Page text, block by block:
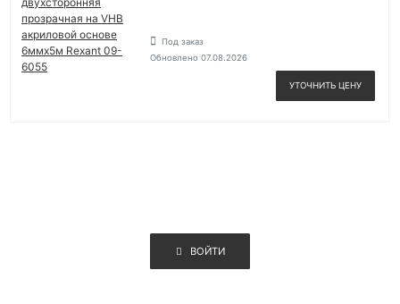
Под заказ
Обновлено 07.08.2026
УТОЧНИТЬ ЦЕНУ
ВОЙТИ